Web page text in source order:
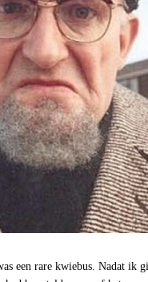
een rare kwiebus. Nadat ik